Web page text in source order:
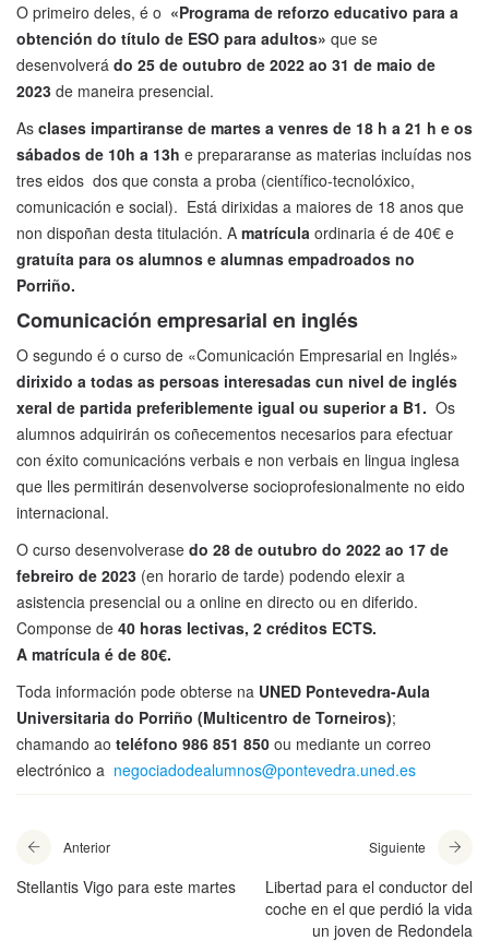
O primeiro deles, é o «Programa de reforzo educativo para a
obtención do título de ESO para adultos» que se
desenvolverá do 25 de outubro de 2022 ao 31 de maio de
2023 de maneira presencial.
As clases impartiranse de martes a venres de 18 h a 21 h e os
sábados de 10h a 13h e prepararanse as materias incluídas nos
tres eidos dos que consta a proba (científico-tecnolóxico,
comunicación e social). Está dirixidas a maiores de 18 anos que
non dispoñan desta titulación. A matrícula ordinaria é de 40€ e
gratuíta para os alumnos e alumnas empadroados no
Porriño.
Comunicación empresarial en inglés
O segundo é o curso de «Comunicación Empresarial en Inglés»
dirixido a todas as persoas interesadas cun nivel de inglés
xeral de partida preferiblemente igual ou superior a B1. Os
alumnos adquirirán os coñecementos necesarios para efectuar
con éxito comunicacións verbais e non verbais en lingua inglesa
que lles permitirán desenvolverse socioprofesionalmente no eido
internacional.
O curso desenvolverase do 28 de outubro do 2022 ao 17 de
febreiro de 2023 (en horario de tarde) podendo elexir a
asistencia presencial ou a online en directo ou en diferido.
Componse de 40 horas lectivas, 2 créditos ECTS.
A matrícula é de 80€.
Toda información pode obterse na UNED Pontevedra-Aula
Universitaria do Porriño (Multicentro de Torneiros);
chamando ao teléfono 986 851 850 ou mediante un correo
electrónico a negociadodealumnos@pontevedra.uned.es
Anterior
Stellantis Vigo para este martes
Siguiente
Libertad para el conductor del
coche en el que perdió la vida
un joven de Redondela